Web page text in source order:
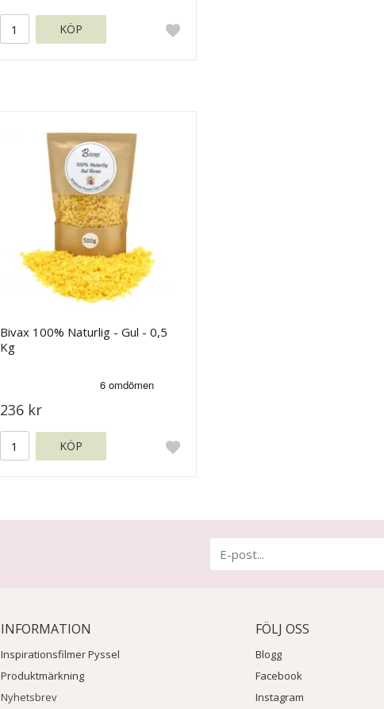
KÖP
Bivax 100% Naturlig - Gul - 0,5
Kg
236 kr
KÖP
INFORMATION
Inspirationsfilmer Pyssel
Produktmärkning
Nyhetsbrev
FÖLJ OSS
Blogg
Facebook
Instagram